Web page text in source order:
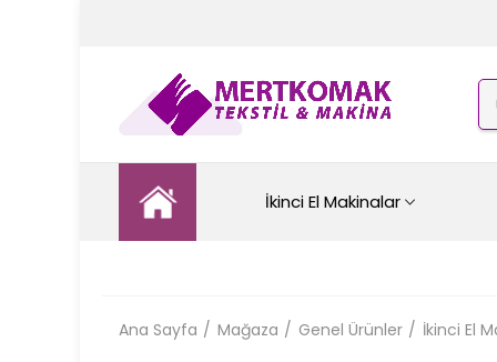
İkinci El Makinalar
Ana Sayfa Mağaza Genel Ürünler İkinci El